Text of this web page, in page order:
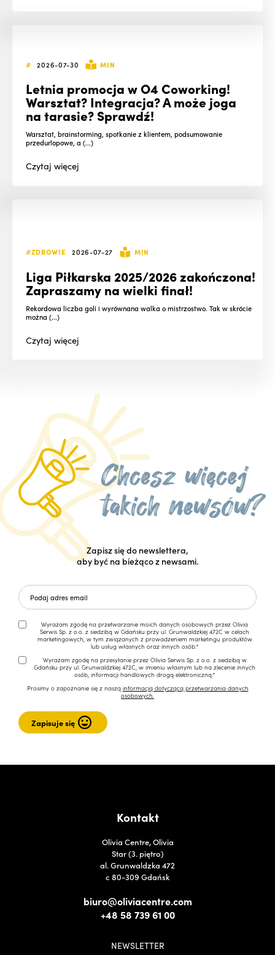
# 2026-07-30 MIN
Letnia promocja w O4 Coworking!
Warsztat? Integracja? A może joga
na tarasie? Sprawdź!
Warsztat, brainstorming, spotkanie z klientem, podsumowanie
przedurlopowe, a (...)
Czytajwięcej
#ZDROWIE 2026-07-27 MIN
Liga Piłkarska 2025/2026 zakończona!
Zapraszamy na wielki finał!
Rekordowa liczba goli i wyrównana walka o mistrzostwo. Tak w skrócie
można (...)
Czytajwięcej
Zapisz się do newslettera,
aby być na bieżąco z newsami.
Wyrażam zgodę na przetwarzanie moich danych osobowych przez Olivia
Serwis Sp. z o.o. z siedzibą w Gdańsku przy ul. Grunwaldzkiej 472C w celach
marketingowych, w tym związanych z prowadzeniem marketingu produktów
lub usług własnych oraz innych osób.*
Wyrażam zgodę na przesyłanie przez Olivia Serwis Sp. z o.o. z siedzibą w
Gdańsku przy ul. Grunwaldzkiej 472C, w imieniu własnym lub na zlecenie innych
osób, informacji handlowych drogą elektroniczną.*
Prosimy o zapoznanie się z naszą informacją dotyczącą przetwarzania danych
osobowych.
Kontakt
Olivia Centre, Olivia
Star (3. piętro)
al. Grunwaldzka 472
c 80-309 Gdańsk
biuro@oliviacentre.com
+48 58 739 61 00
NEWSLETTER